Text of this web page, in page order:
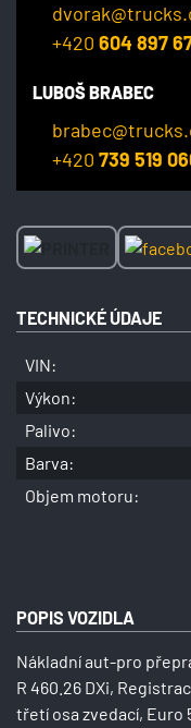
+420604 897
LUBOŠ BRABEC
+420739 519
TECHNICKÉ ÚDAJE
VIN:
Výkon:
Palivo:
Barva:
Objem motoru:
POPIS VOZIDLA
Nákladní aut-pro
R 460.26 DXi,
třetí osa zvedací, Euro